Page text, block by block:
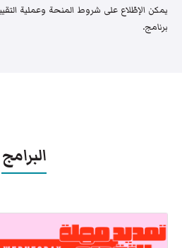
يمكن الإطّلاع على شروط المنحة وعملية
برنامج.
البرامج